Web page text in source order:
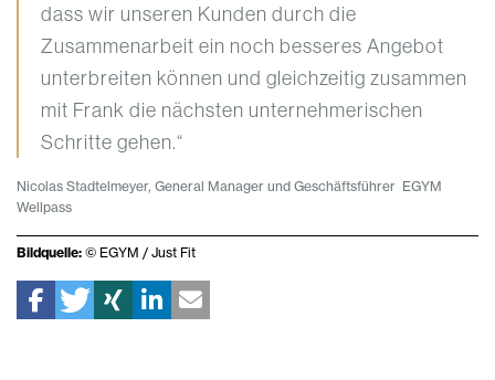
dass wir unseren Kunden durch die
Zusammenarbeit ein noch besseres Angebot
unterbreiten können und gleichzeitig zusammen
mit Frank die nächsten unternehmerischen
Schritte gehen.“
Nicolas Stadtelmeyer, General Manager und Geschäftsführer EGYM
Wellpass
Bildquelle: © EGYM / Just Fit